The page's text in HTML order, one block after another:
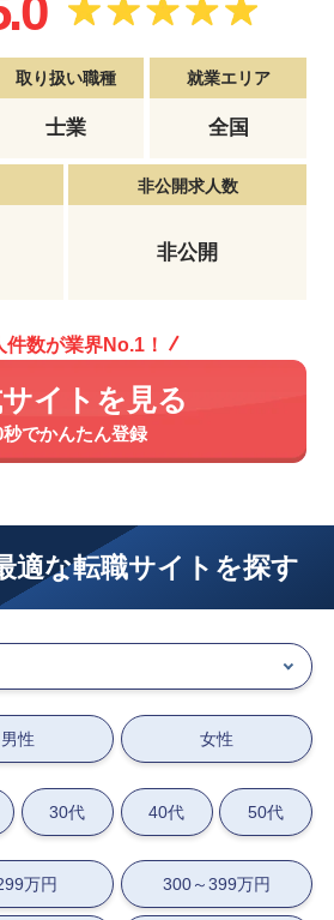
取り扱い職種
士業
就業エリア
全国
非公開求人数
非公開
件数が業界No.1！
イトを見る
秒でかんたん登録
適な転職サイトを探す
男性 女性
30代 40代 50代
万円 300～399万円